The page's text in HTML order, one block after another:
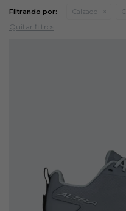
Filtrando por: Calzado
Quitar filtros